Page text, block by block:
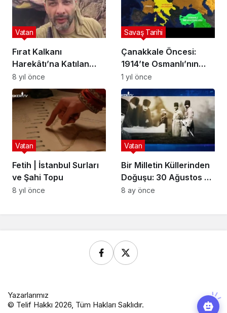
Fırat Kalkanı
Harekâtı’na Katılan
Kahraman Askerimiz
Vatan
8 yıl önce
Çanakkale Öncesi:
1914’te Osmanlı’nın
Savaşa Girişi
Savaş Tarihi
1 yıl önce
Fetih | İstanbul Surları
ve Şahi Topu
Vatan
8 yıl önce
Bir Milletin Küllerinden
Doğuşu: 30 Ağustos ve
Kocatepe’deki O
Vatan
8 ay önce
Yazarlarımız
© Telif Hakkı 2026, Tüm Hakları Saklıdır.